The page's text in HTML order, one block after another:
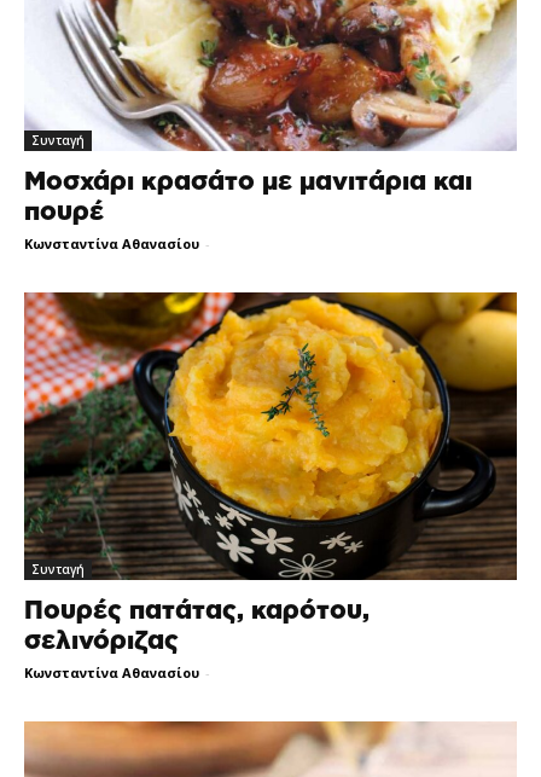
Συνταγή
Μοσχάρι κρασάτο με μανιτάρια και
πουρέ
Κωνσταντίνα Αθανασίου -
Συνταγή
Πουρές πατάτας, καρότου,
σελινόριζας
Κωνσταντίνα Αθανασίου -